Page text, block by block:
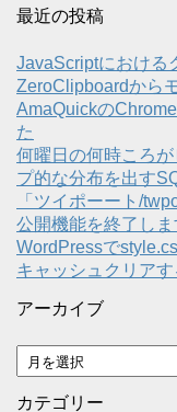
最近の投稿
JavaScriptにおける
ZeroClipboardから
AmaQuickの
た
何曜日の何時ころ
プ的な分布を出す
「ツイポーート/
公開機能を終了しま
WordPressで
キャッシュクリアす
アーカイブ
ア
ー
カ
カテゴリー